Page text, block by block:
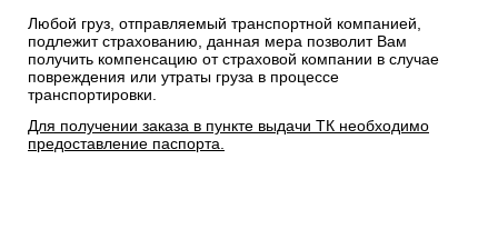
Любой груз, отправляемый транспортной компанией,
подлежит страхованию, данная мера позволит Вам
получить компенсацию от страховой компании в случае
повреждения или утраты груза в процессе
транспортировки.
Для получении заказа в пункте выдачи ТК необходимо
предоставление паспорта.